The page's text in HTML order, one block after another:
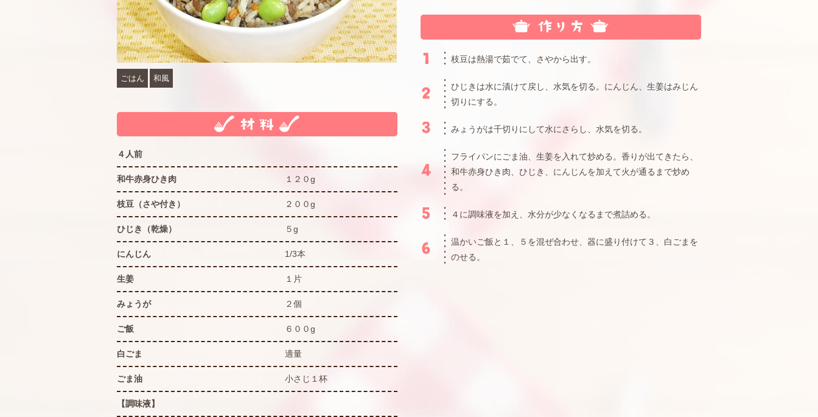
ごはん 和風
４人前
和牛赤身ひき肉 １２０g
枝豆（さや付き） ２００g
ひじき（乾燥） ５g
にんじん 1/3本
生姜 １片
みょうが ２個
ご飯 ６００g
白ごま 適量
ごま油 小さじ１杯
【調味液】
枝豆は熱湯で茹でて、さやから出す。
ひじきは水に漬けて戻し、水気を切る。にんじん、生姜はみじん
切りにする。
みょうがは千切りにして水にさらし、水気を切る。
フライパンにごま油、生姜を入れて炒める。香りが出てきたら、
和牛赤身ひき肉、ひじき、にんじんを加えて火が通るまで炒め
る。
４に調味液を加え、水分が少なくなるまで煮詰める。
温かいご飯と１、５を混ぜ合わせ、器に盛り付けて３、白ごまを
のせる。